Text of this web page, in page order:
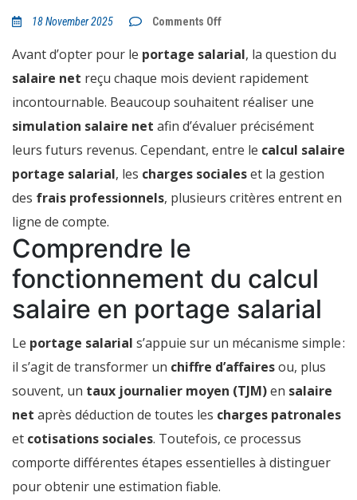
18 November 2025 Comments Offon
salaire
en
salarial
quels
éléments
prendre
en
compte
?
Avant d’opter pour le portage salarial, la question du
salaire net reçu chaque mois devient rapidement
incontournable. Beaucoup souhaitent réaliser une
simulation salaire net afin d’évaluer précisément
leurs futurs revenus. Cependant, entre le calcul salaire
portage salarial, les charges socialeset la gestion
des frais professionnels, plusieurs critères entrent en
ligne de compte.
Comprendre le
fonctionnement du calcul
salaire en portage salarial
Le portage salarial s’appuie sur un mécanisme simple :
il s’agit de transformer un chiffre d’affairesou, plus
souvent, un taux journalier moyen (TJM)en salaire
net après déduction de toutes les charges patronales
et cotisations sociales. Toutefois, ce processus
comporte différentes étapes essentielles à distinguer
pour obtenir une estimation fiable.